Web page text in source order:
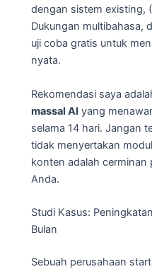
dengan sistem existing,
Dukungan multibahasa,
uji coba gratis untuk
nyata.
Rekomendasi saya
massal AI yang
selama 14 hari. Jangan
tidak menyertakan
konten adalah cerminan
Anda.
Studi Kasus:
Bulan
Sebuah perusahaan